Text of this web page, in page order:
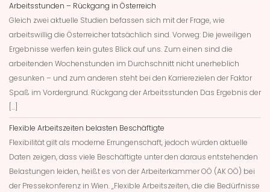
Arbeitsstunden – Rückgang in Österreich
Gleich zwei aktuelle Studien befassen sich mit der Frage, wie
arbeitswillig die Österreicher tatsächlich sind. Vorweg: Die jeweiligen
Ergebnisse werfen kein gutes Blick auf uns. Zum einen sind die
arbeitenden Wochenstunden im Durchschnitt nicht unerheblich
gesunken – und zum anderen steht bei den Karrierezielen der Faktor
Spaß im Vordergrund. Rückgang der Arbeitsstunden Das Ergebnis der
[…]
Flexible Arbeitszeiten belasten Beschäftigte
Flexibilität gilt als moderne Errungenschaft, jedoch würden aktuelle
Daten zeigen, dass viele Beschäftigte unter den daraus entstehenden
Belastungen leiden, heißt es von der Arbeiterkammer OÖ (AK OÖ) bei
der Pressekonferenz in Wien. „Flexible Arbeitszeiten, die die Bedürfnisse